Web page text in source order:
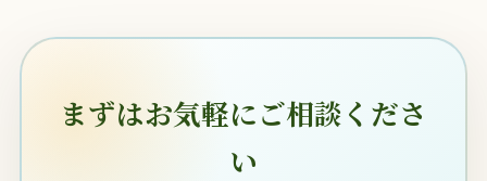
まずはお気軽にご相談くださ
い